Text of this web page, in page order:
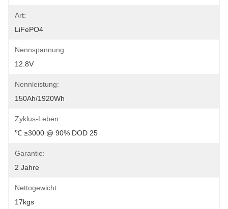
Art:
LiFePO4
Nennspannung:
12.8V
Nennleistung:
150Ah/1920Wh
Zyklus-Leben:
℃ ≥3000 @ 90% DOD 25
Garantie:
2 Jahre
Nettogewicht:
17kgs